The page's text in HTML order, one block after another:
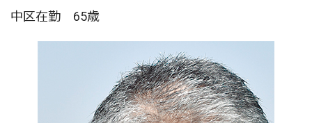
中区在勤 65歳